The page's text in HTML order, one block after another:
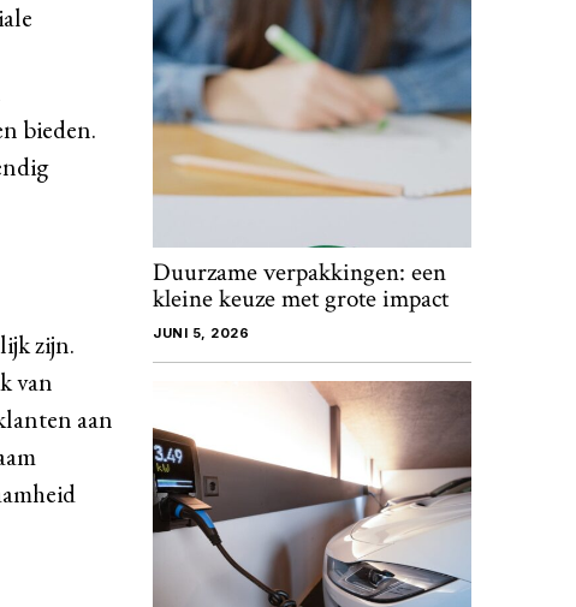
bieden.
zijn.
van
aan
Duurzame verpakkingen: een
kleine keuze met grote impact
JUNI 5, 2026